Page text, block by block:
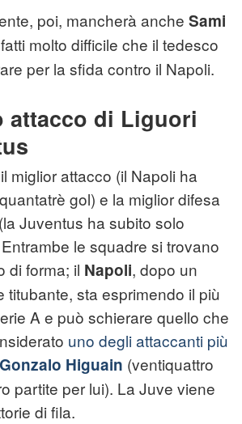
poi, mancherà anche Sami
molto difficile che il tedesco
per la sfida contro il Napoli.
attacco di Liguori
miglior attacco (il Napoli ha
gol) e la miglior difesa
Juventus ha subito solo
le squadre si trovano
di forma; il Napoli, dopo un
titubante, sta esprimendo il più
A e può schierare quello che
uno degli attaccanti più
Gonzalo Higuain (ventiquattro
partite per lui). La Juve viene
di fila.